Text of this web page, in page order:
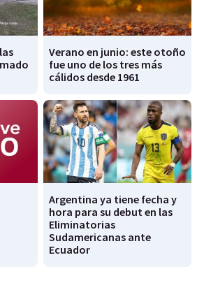
Verano en junio: este otoño
fue uno de los tres más
cálidos desde 1961
Argentina ya tiene fecha y
hora para su debut en las
Eliminatorias
Sudamericanas ante
Ecuador